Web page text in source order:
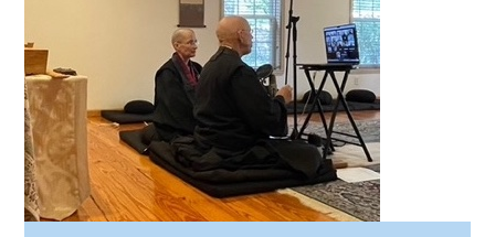
SHOP
KONTAKT
Spenden